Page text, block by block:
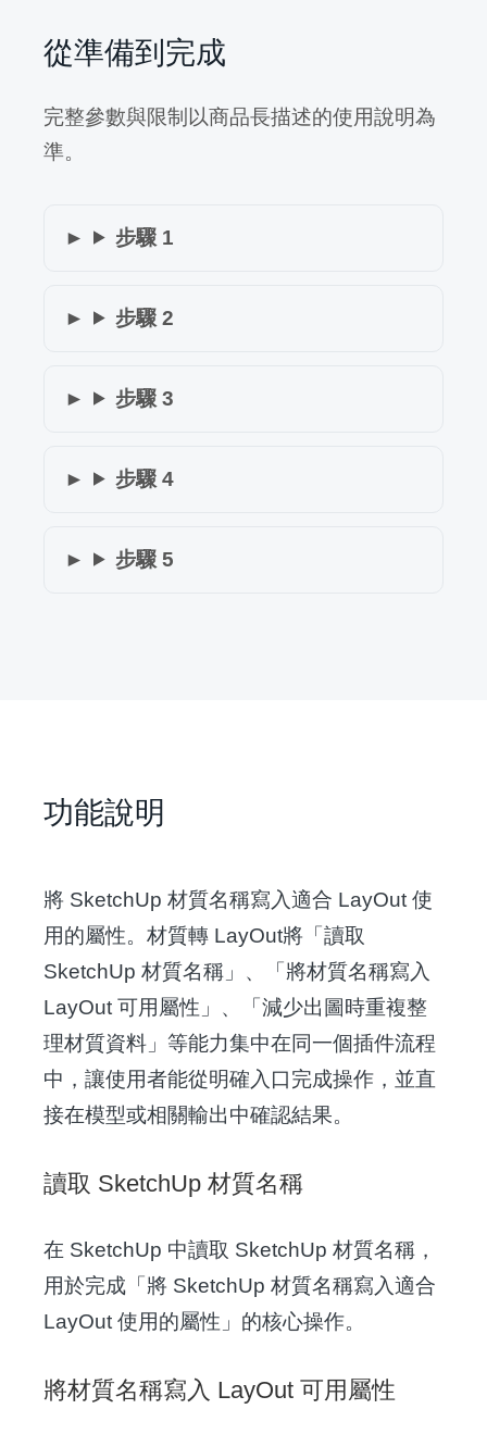
從準備到完成
完整參數與限制以商品長描述的使用說明為
準。
步驟 1
步驟 2
步驟 3
步驟 4
步驟 5
功能說明
將 SketchUp 材質名稱寫入適合 LayOut 使
用的屬性。材質轉 LayOut將「讀取
SketchUp 材質名稱」、「將材質名稱寫入
LayOut 可用屬性」、「減少出圖時重複整
理材質資料」等能力集中在同一個插件流程
中，讓使用者能從明確入口完成操作，並直
接在模型或相關輸出中確認結果。
讀取 SketchUp 材質名稱
在 SketchUp 中讀取 SketchUp 材質名稱，
用於完成「將 SketchUp 材質名稱寫入適合
LayOut 使用的屬性」的核心操作。
將材質名稱寫入 LayOut 可用屬性